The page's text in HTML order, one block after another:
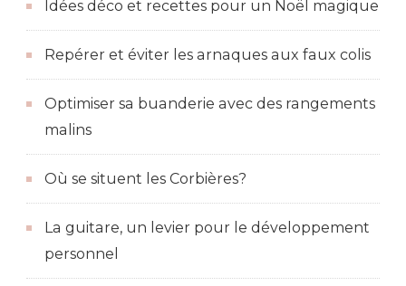
Idées déco et recettes pour un Noël magique
Repérer et éviter les arnaques aux faux colis
Optimiser sa buanderie avec des rangements
malins
Où se situent les Corbières?
La guitare, un levier pour le développement
personnel